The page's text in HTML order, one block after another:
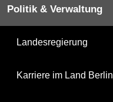
Politik & Verwaltung
Landesregierung
Karriere im Land Berlin